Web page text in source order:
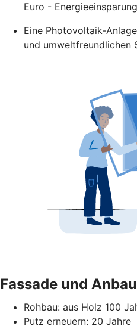
Euro -
Eine Photovoltaik-
und umweltfreundlichen
Fassade und Anbau
Rohbau: aus Holz 100
Putz erneuern: 20 Jahre